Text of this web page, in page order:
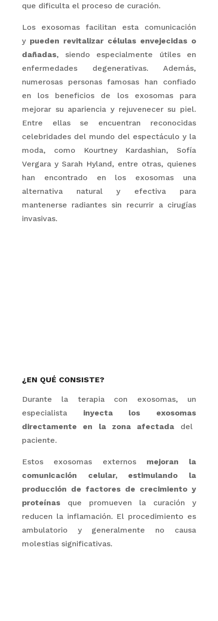
que dificulta el proceso de curación.
Los exosomasfacilitan esta comunicación
y pueden revitalizar células envejecidas o
dañadas, siendo especialmente útiles en
enfermedades degenerativas. Además,
numerosas personas famosas han confiado
en los beneficios de los exosomaspara
mejorar su apariencia y rejuvenecer su piel.
Entre ellas se encuentran reconocidas
celebridades del mundo del espectáculo y la
moda, como
KourtneyKardashian, Sofía
Vergara y Sarah Hyland, entre otras, quienes
han encontrado en los exosomas una
alternativa natural y efectiva para
mantenerse radiantes sin recurrir a cirugías
invasivas.
¿EN QUÉ CONSISTE?
Durante la terapia con exosomas, un
especialista
inyecta los exosomas
directamente en la zona afectada
del
paciente.
Estos exosomas externos mejoran la
comunicación celular, estimulando la
producción de factores de crecimiento y
proteínasque promueven la curación y
reducen la inflamación. El procedimiento es
ambulatorio y generalmente no causa
molestias significativas.